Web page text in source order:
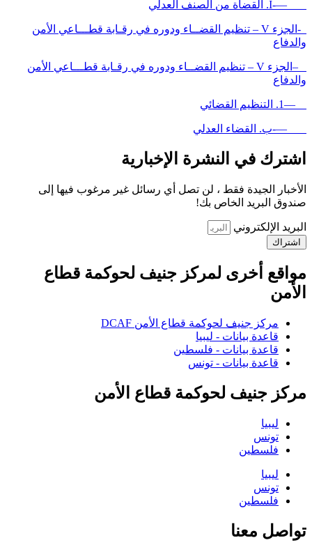
—-I. القضاة من الصنف العدلي
-الجزء V – تنظيم القضــاء ودوره في رقـابة قطـــاعي الأمن
والدفاع
–الجزء V – تنظيم القضــاء ودوره في رقـابة قطـــاعي الأمن
والدفاع
—1. التنظيم القضائي
—-ب. القضاء العدلي
اشترك في النشرة الإخبارية
الأخبار الجيدة فقط ، لن تصل أي رسائل غير مرغوب فيها إلى
صندوق البريد الخاص بك!
البريد الإلكتروني
اشتراك
مواقع أخرى لمركز جنيف لحوكمة قطاع
الأمن
مركز جنيف لحوكمة قطاع الأمن DCAF
قاعدة بيانات - ليبيا
قاعدة بيانات - فلسطين
قاعدة بيانات - تونس
مركز جنيف لحوكمة قطاع الأمن
ليبيا
تونس
فلسطين
ليبيا
تونس
فلسطين
تواصل معنا